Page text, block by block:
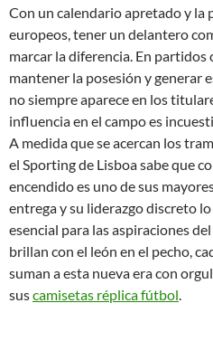
Con un calendario apretado y la
europeos, tener un delantero
marcar la diferencia. En partidos
mantener la posesión y generar
no siempre aparece en los
influencia en el campo es
A medida que se acercan los
el Sporting de Lisboa sabe que
encendido es uno de sus
entrega y su liderazgo discreto
esencial para las aspiraciones
brillan con el león en el pecho,
suman a esta nueva era con
suscamisetas réplica fútbol.